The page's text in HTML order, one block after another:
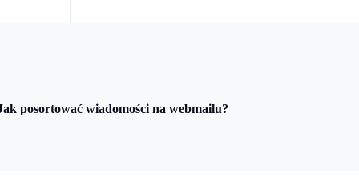
posortować wiadomości na webmailu?